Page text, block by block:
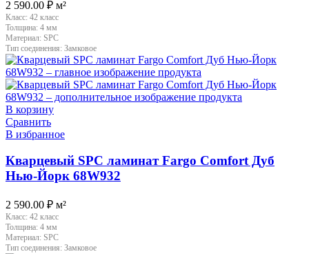
2 590.00 ₽ м²
Класс: 42 класс
Толщина: 4 мм
Материал: SPC
Тип соединения: Замковое
В корзину
Сравнить
В избранное
Кварцевый SPC ламинат Fargo Comfort Дуб
Нью-Йорк 68W932
2 590.00 ₽ м²
Класс: 42 класс
Толщина: 4 мм
Материал: SPC
Тип соединения: Замковое